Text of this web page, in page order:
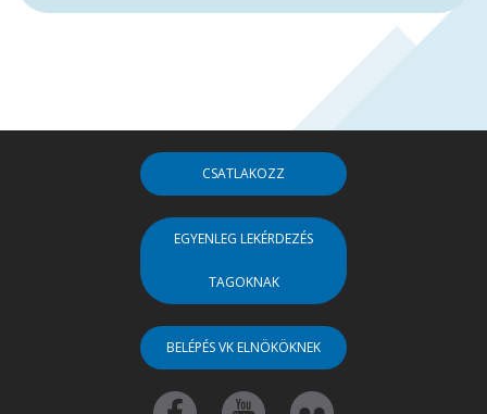
CSATLAKOZZ
EGYENLEG LEKÉRDEZÉS
TAGOKNAK
BELÉPÉS VK ELNÖKÖKNEK